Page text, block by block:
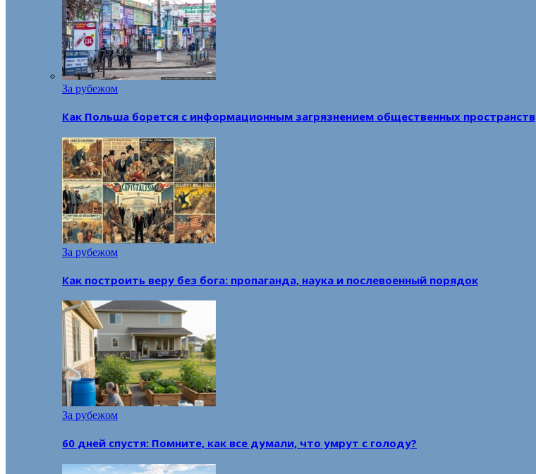
За рубежом
Как Польша борется с информационным загрязнением общественных пространств
За рубежом
Как построить веру без бога: пропаганда, наука и послевоенный порядок
За рубежом
60 дней спустя: Помните, как все думали, что умрут с голоду?